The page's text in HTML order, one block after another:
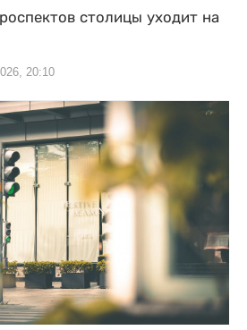
столицы уходит на
20:10